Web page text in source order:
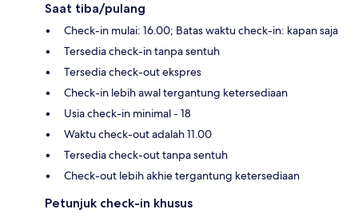
Saat tiba/pulang
Check-in mulai: 16.00; Batas waktu check-in: kapan saja
Tersedia check-in tanpa sentuh
Tersedia check-out ekspres
Check-in lebih awal tergantung ketersediaan
Usia check-in minimal - 18
Waktu check-out adalah 11.00
Tersedia check-out tanpa sentuh
Check-out lebih akhie tergantung ketersediaan
Petunjuk check-in khusus